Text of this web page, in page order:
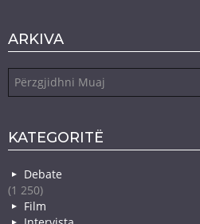
ARKIVA
KATEGORITË
Debate
(1 250)
Film